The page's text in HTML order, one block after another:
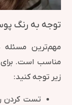
توجه به رنگ
مهم‌ترین مسئله
مناسب است. برای
زیر توجه کنید:
تست کردن